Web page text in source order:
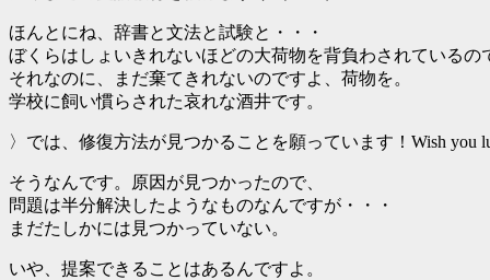
ほんとにね、辞書と文法と試験と・・・
ぼくらはしょいきれないほどの大荷物を背負わされているの
それなのに、まだ棄てきれないのですよ、荷物を。
学校に飼い慣らされた哀れな酒井です。
〉では、修復方法が見つかることを願っています！Wish you
そうなんです。原因が見つかったので、
問題は半分解決したようなものなんですが・・・
まだたしかには見つかっていない。
いや、提案できることはあるんですよ。